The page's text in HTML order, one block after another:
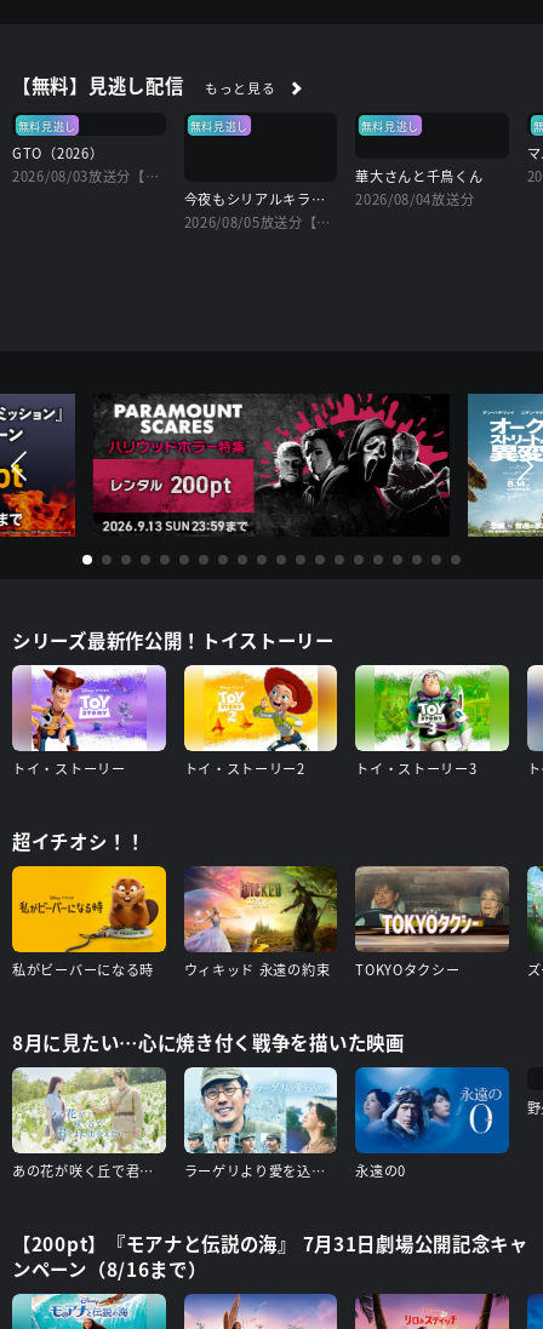
【無料】見逃し配信 もっと見る
無料見逃し
GTO（2026）
2026/08/03放送分【字】
無料見逃し
今夜もシリアルキラーと待ち合わせ
2026/08/05放送分【字】
無料見逃し
華大さんと千鳥くん
2026/08/04放送分
シリーズ最新作公開！トイストーリー
トイ・ストーリー トイ・ストーリー2 トイ・ストーリー3
超イチオシ！！
私がビーバーになる時 ウィキッド 永遠の約束 TOKYOタクシー
8月に見たい…心に焼き付く戦争を描いた映画
あの花が咲く丘で君とまた出会えたら ラーゲリより愛を込めて 永遠の0
【200pt】『モアナと伝説の海』 7月31日劇場公開記念キャ
ンペーン（8/16まで）